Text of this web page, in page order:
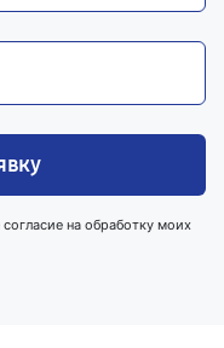
на обработку моих